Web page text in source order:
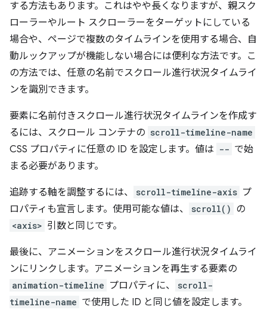
する方法もあります。これはやや長くなりますが、親スク
ローラーやルート スクローラーをターゲットにしている
場合や、ページで複数のタイムラインを使用する場合、自
動ルックアップが機能しない場合には便利な方法です。こ
の方法では、任意の名前でスクロール進行状況タイムライ
ンを識別できます。
要素に名前付きスクロール進行状況タイムラインを作成す
るには、スクロール コンテナの scroll-timeline-name
CSS プロパティに任意の ID を設定します。値は -- で始
まる必要があります。
追跡する軸を調整するには、 scroll-timeline-axis プ
ロパティも宣言します。使用可能な値は、
scroll() の
<axis> 引数と同じです。
最後に、アニメーションをスクロール進行状況タイムライ
ンにリンクします。アニメーションを再生する要素の
animation-timeline プロパティに、
scroll-
timeline-name で使用した ID と同じ値を設定します。